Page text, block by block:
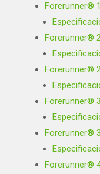
Forerunner®
Forerunner®
Forerunner®
Forerunner®
Forerunner®
Forerunner®